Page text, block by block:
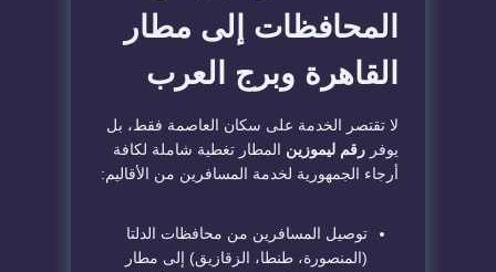
المحافظات إلى مطار
القاهرة وبرج العرب
​لا تقتصر الخدمة على سكان العاصمة فقط، بل
يوفر رقم ليموزين المطار تغطية شاملة لكافة
أرجاء الجمهورية لخدمة المسافرين من الأقاليم:
​توصيل المسافرين من محافظات الدلتا
(المنصورة، طنطا، الزقازيق) إلى مطار